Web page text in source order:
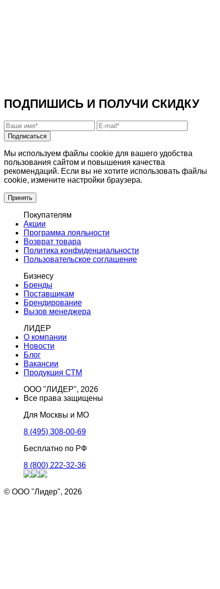
ПОДПИШИСЬ И ПОЛУЧИ СКИДКУ
Подписаться
Мы используем файлы cookie для вашего удобства
пользования сайтом и повышения качества
рекомендаций. Если вы не хотите использовать файлы
cookie, измените настройки браузера.
Принять
Покупателям
Акции
Программа лояльности
Возврат товара
Политика конфиденциальности
Пользовательское соглашение
Бизнесу
Бренды
Поставщикам
Брендирование
Вызов менеджера
ЛИДЕР
О компании
Новости
Блог
Вакансии
Продукция СТМ
ООО "ЛИДЕР", 2026
Все права защищены
Для Москвы и МО
8 (495) 308-00-69
Бесплатно по РФ
8 (800) 222-32-36
© ООО "Лидер", 2026